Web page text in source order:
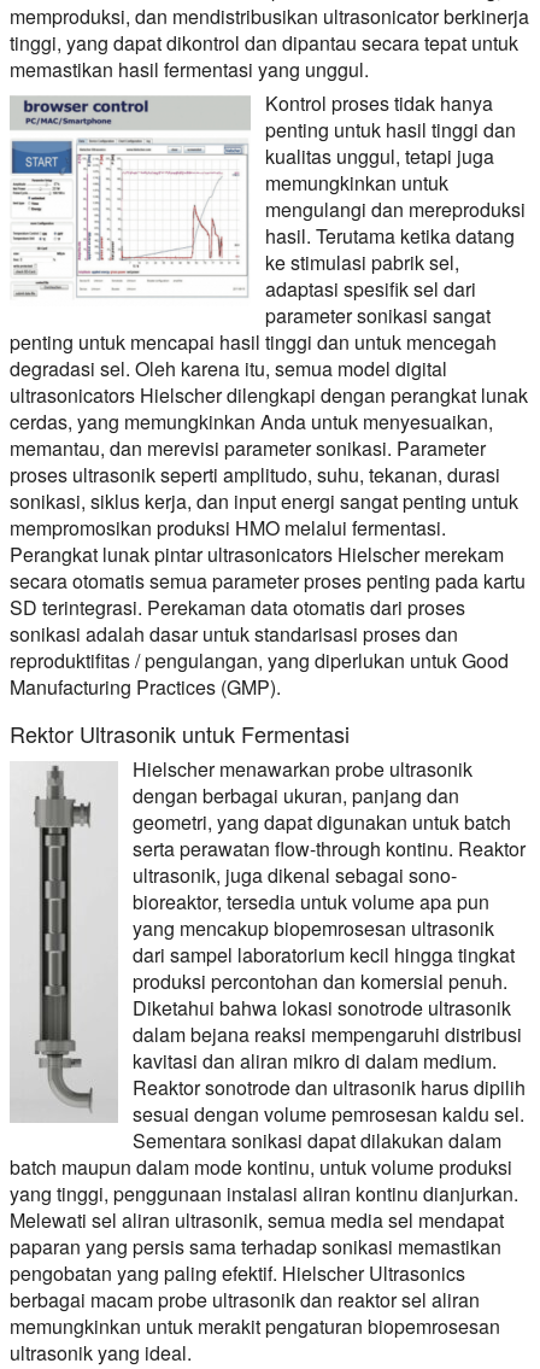
memproduksi, dan mendistribusikan ultrasonicator berkinerja
tinggi, yang dapat dikontrol dan dipantau secara tepat untuk
memastikan hasil fermentasi yang unggul.
Kontrol proses tidak hanya
penting untuk hasil tinggi dan
kualitas unggul, tetapi juga
memungkinkan untuk
mengulangi dan mereproduksi
hasil. Terutama ketika datang
ke stimulasi pabrik sel,
adaptasi spesifik sel dari
parameter sonikasi sangat
penting untuk mencapai hasil tinggi dan untuk mencegah
degradasi sel. Oleh karena itu, semua model digital
ultrasonicators Hielscher dilengkapi dengan perangkat lunak
cerdas, yang memungkinkan Anda untuk menyesuaikan,
memantau, dan merevisi parameter sonikasi. Parameter
proses ultrasonik seperti amplitudo, suhu, tekanan, durasi
sonikasi, siklus kerja, dan input energi sangat penting untuk
mempromosikan produksi HMO melalui fermentasi.
Perangkat lunak pintar ultrasonicators Hielscher merekam
secara otomatis semua parameter proses penting pada kartu
SD terintegrasi. Perekaman data otomatis dari proses
sonikasi adalah dasar untuk standarisasi proses dan
reproduktifitas / pengulangan, yang diperlukan untuk Good
Manufacturing Practices (GMP).
Rektor Ultrasonik untuk Fermentasi
Hielscher menawarkan probe ultrasonik
dengan berbagai ukuran, panjang dan
geometri, yang dapat digunakan untuk batch
serta perawatan flow-through kontinu. Reaktor
ultrasonik, juga dikenal sebagai sono-
bioreaktor, tersedia untuk volume apa pun
yang mencakup biopemrosesan ultrasonik
dari sampel laboratorium kecil hingga tingkat
produksi percontohan dan komersial penuh.
Diketahui bahwa lokasi sonotrode ultrasonik
dalam bejana reaksi mempengaruhi distribusi
kavitasi dan aliran mikro di dalam medium.
Reaktor sonotrode dan ultrasonik harus dipilih
sesuai dengan volume pemrosesan kaldu sel.
Sementara sonikasi dapat dilakukan dalam
batch maupun dalam mode kontinu, untuk volume produksi
yang tinggi, penggunaan instalasi aliran kontinu dianjurkan.
Melewati sel aliran ultrasonik, semua media sel mendapat
paparan yang persis sama terhadap sonikasi memastikan
pengobatan yang paling efektif. Hielscher Ultrasonics
berbagai macam probe ultrasonik dan reaktor sel aliran
memungkinkan untuk merakit pengaturan biopemrosesan
ultrasonik yang ideal.